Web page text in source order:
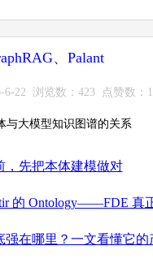
、Palant
6-22 浏览数：423 点赞数：1
与大模型知识图谱的关系
，先把本体建模做对